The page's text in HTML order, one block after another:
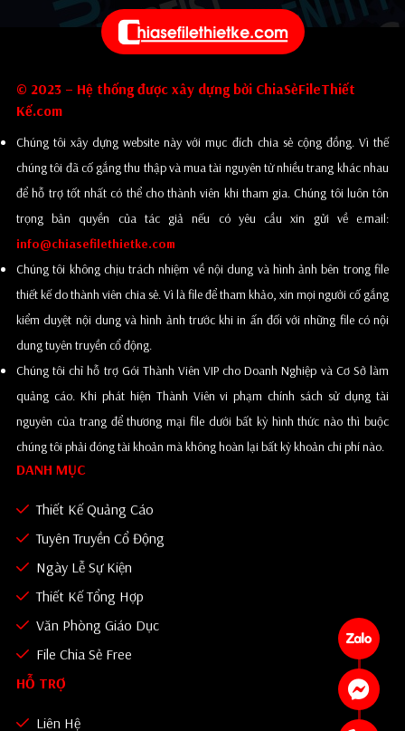
© 2023 – Hệ thống được xây dựng bởi ChiaSẻFileThiết
Kế.com
Chúng tôi xây dựng website này với mục đích chia sẻ cộng đồng. Vì thế
chúng tôi đã cố gắng thu thập và mua tài nguyên từ nhiều trang khác nhau
để hỗ trợ tốt nhất có thể cho thành viên khi tham gia. Chúng tôi luôn tôn
trọng bản quyền của tác giả nếu có yêu cầu xin gửi về e.mail:
info@chiasefilethietke.com
Chúng tôi không chịu trách nhiệm về nội dung và hình ảnh bên trong file
thiết kế do thành viên chia sẻ. Vì là file để tham khảo, xin mọi người cố gắng
kiểm duyệt nội dung và hình ảnh trước khi in ấn đối với những file có nội
dung tuyên truyền cổ động.
Chúng tôi chỉ hỗ trợ Gói Thành Viên VIP cho Doanh Nghiệp và Cơ Sở làm
quảng cáo. Khi phát hiện Thành Viên vi phạm chính sách sử dụng tài
nguyên của trang để thương mại file dưới bất kỳ hình thức nào thì buộc
chúng tôi phải đóng tài khoản mà không hoàn lại bất kỳ khoản chi phí nào.
DANH MỤC
Thiết Kế Quảng Cáo
Tuyên Truyền Cổ Động
Ngày Lễ Sự Kiện
Thiết Kế Tổng Hợp
Văn Phòng Giáo Dục
File Chia Sẻ Free
HỖ TRỢ
Liên Hệ